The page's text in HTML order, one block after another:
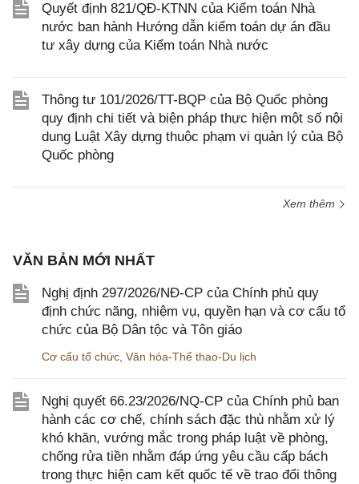
Quyết định 821/QĐ-KTNN của Kiểm toán Nhà
nước ban hành Hướng dẫn kiểm toán dự án đầu
tư xây dựng của Kiểm toán Nhà nước
Thông tư 101/2026/TT-BQP của Bộ Quốc phòng
quy định chi tiết và biện pháp thực hiện một số nội
dung Luật Xây dựng thuộc phạm vi quản lý của Bộ
Quốc phòng
Xem thêm
VĂN BẢN MỚI NHẤT
Nghị định 297/2026/NĐ-CP của Chính phủ quy
định chức năng, nhiệm vụ, quyền hạn và cơ cấu tổ
chức của Bộ Dân tộc và Tôn giáo
Cơ cấu tổ chức Văn hóa-Thể thao-Du lịch
Nghị quyết 66.23/2026/NQ-CP của Chính phủ ban
hành các cơ chế, chính sách đặc thù nhằm xử lý
khó khăn, vướng mắc trong pháp luật về phòng,
chống rửa tiền nhằm đáp ứng yêu cầu cấp bách
trong thực hiện cam kết quốc tế về trao đổi thông